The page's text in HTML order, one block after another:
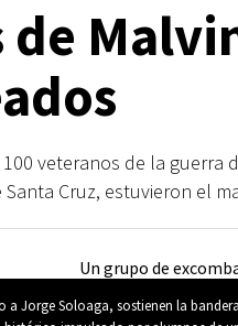
de
veteranos de la guerra
Cruz, estuvieron el
a Jorge Soloaga, sostienen la